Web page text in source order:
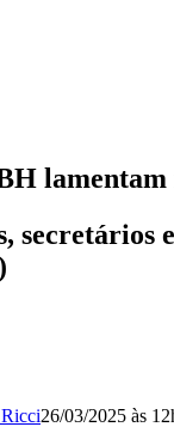
26/03/2025 às